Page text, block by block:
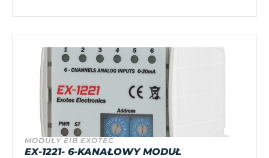
MODUŁY EIB EXOTEC
EX-1221- 6-KANAŁOWY MODUŁ